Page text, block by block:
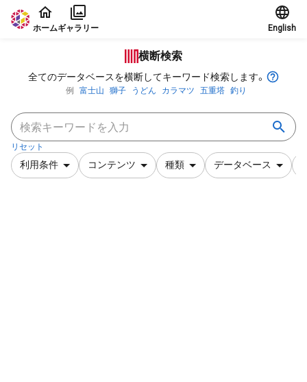
本文に飛ぶ
ホームギャラリー English
横断検索
全てのデータベースを横断してキーワード検索します。
例 富士山 獅子 うどん カラマツ 五重塔 釣り
リセット
利用条件 コンテンツ 種類 データベース